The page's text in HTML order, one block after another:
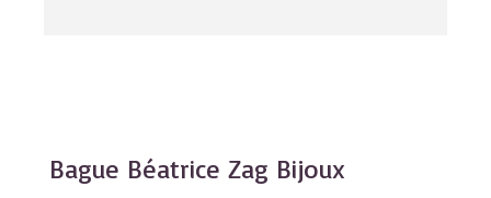
Bague Béatrice Zag Bijoux